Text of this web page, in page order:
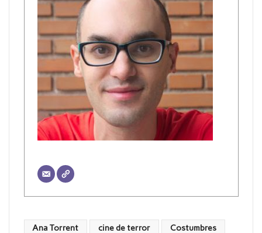
Ana Torrent cine de terror Costumbres